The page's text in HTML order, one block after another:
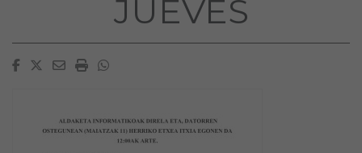
JUEVES
Facebook
Twitter
EmailImprimirWhatsapp